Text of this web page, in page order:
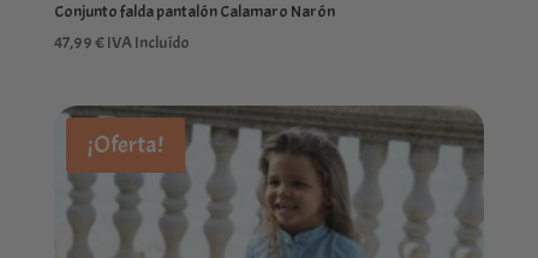
Conjunto falda pantalón Calamaro Narón
47,99€IVA Incluído
¡Oferta!